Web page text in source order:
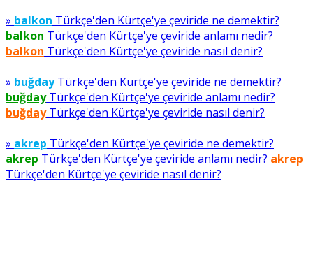
» balkon Türkçe'den Kürtçe'ye çeviride ne demektir?
balkon Türkçe'den Kürtçe'ye çeviride anlamı nedir?
balkon Türkçe'den Kürtçe'ye çeviride nasıl denir?
» buğdayTürkçe'den Kürtçe'ye çeviride ne demektir?
buğdayTürkçe'den Kürtçe'ye çeviride anlamı nedir?
buğdayTürkçe'den Kürtçe'ye çeviride nasıl denir?
» akrep Türkçe'den Kürtçe'ye çeviride ne demektir?
akrep Türkçe'den Kürtçe'ye çeviride anlamı nedir? akrep
Türkçe'den Kürtçe'ye çeviride nasıl denir?